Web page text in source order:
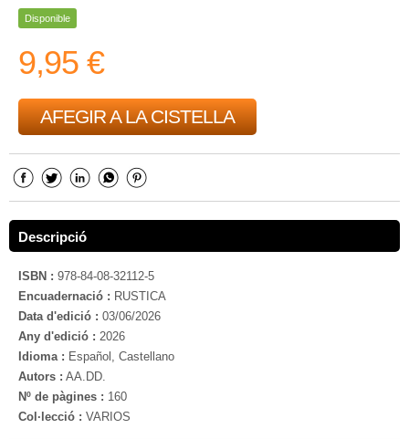
Disponible
9,95 €
AFEGIR A LA CISTELLA
Descripció
ISBN : 978-84-08-32112-5
Encuadernació : RUSTICA
Data d'edició : 03/06/2026
Any d'edició : 2026
Idioma : Español, Castellano
Autors : AA.DD.
Nº de pàgines : 160
Col·lecció : VARIOS